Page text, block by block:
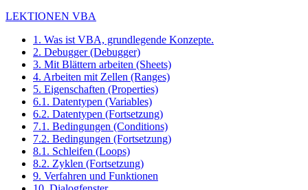
LEKTIONEN VBA
1. Was ist VBA, grundlegende Konzepte.
2. Debugger (Debugger)
3. Mit Blättern arbeiten (Sheets)
4. Arbeiten mit Zellen (Ranges)
5. Eigenschaften (Properties)
6.1. Datentypen (Variables)
6.2. Datentypen (Fortsetzung)
7.1. Bedingungen (Conditions)
7.2. Bedingungen (Fortsetzung)
8.1. Schleifen (Loops)
8.2. Zyklen (Fortsetzung)
9. Verfahren und Funktionen